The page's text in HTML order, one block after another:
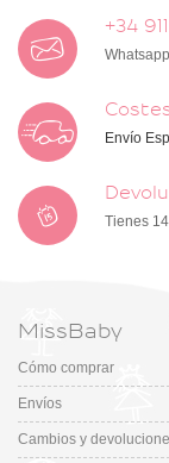
+34
Envío
Tienes
MissBaby
Cómo comprar
Envíos
Cambios y